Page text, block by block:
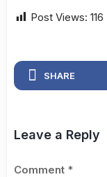
Post Views: 116
SHARE
Leave a Reply
Comment *